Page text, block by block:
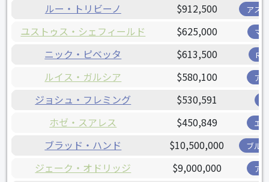
ルー・トリビーノ $912,500 アス
ユストゥス・シェフィールド $625,000 マ
ニック・ピベッタ $613,500 R
ルイス・ガルシア $580,100 ア
ジョシュ・フレミング $530,591
ホゼ・スアレス $450,849 エ
ブラッド・ハンド $10,500,000 ブル
ジェーク・オドリッジ $9,000,000 ア